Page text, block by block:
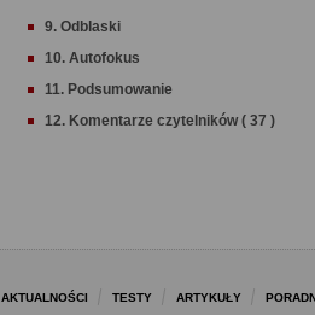
9. Odblaski
10. Autofokus
11. Podsumowanie
12. Komentarze czytelników ( 37 )
AKTUALNOŚCI TESTY ARTYKUŁY